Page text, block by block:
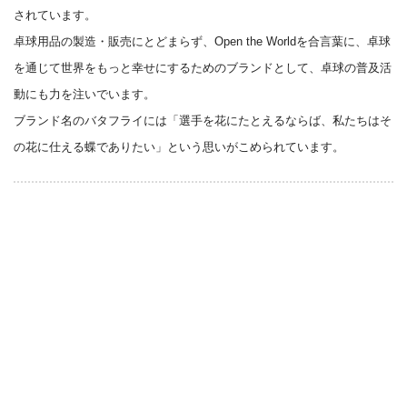
されています。
卓球用品の製造・販売にとどまらず、Open the Worldを合言葉に、卓球
を通じて世界をもっと幸せにするためのブランドとして、卓球の普及活
動にも力を注いでいます。
ブランド名のバタフライには「選⼿を花にたとえるならば、私たちはそ
の花に仕える蝶でありたい」という思いがこめられています。